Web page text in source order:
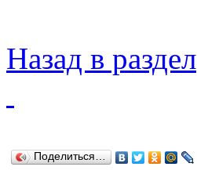
Назад в раздел
Поделиться…